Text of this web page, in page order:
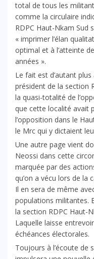
total de tous les
comme la circulaire
RDPC Haut-Nkam Sud
« imprimer l’élan
optimal et à l’atteinte
années ».
Le fait est d’autant
président de la section
la quasi-totalité de
que cette localité avait
l’opposition dans le
le Mrc qui y dictaient
Une autre page vient
Neossi dans cette
marquée par des
qu’on a vécu lors de la
Il en sera de même
populations militantes.
la section RDPC Haut-
Laquelle laisse
échéances électorales.
Toujours à l’écoute de